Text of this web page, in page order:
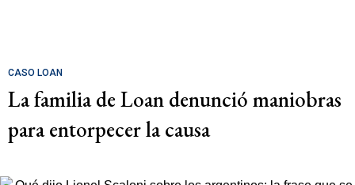
CASO LOAN
La familia de Loan denunció maniobras
para entorpecer la causa